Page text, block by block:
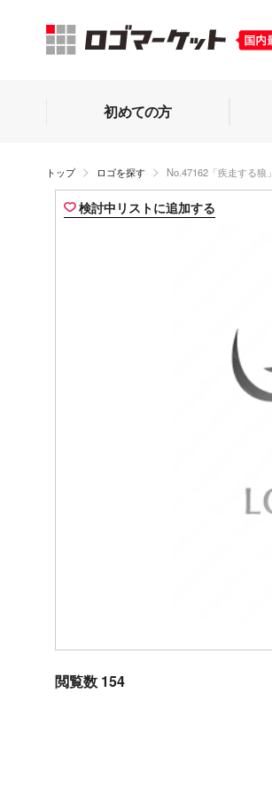
初めての方
トップ ロゴを探す No.47162「疾走する狼」
検討中リストに追加する
閲覧数 154